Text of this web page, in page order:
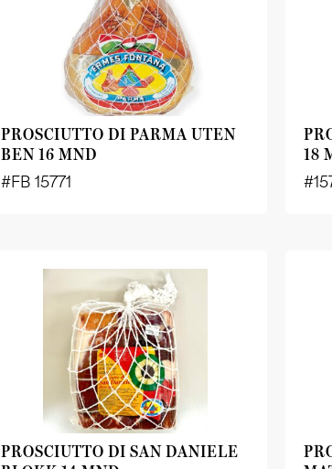
PROSCIUTTO DI PARMA UTEN
BEN 16 MND
#FB 15771
18
PROSCIUTTO DI SAN DANIELE